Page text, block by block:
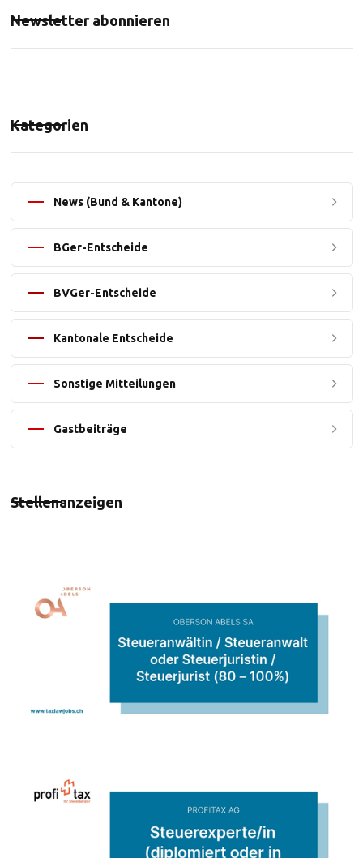
Newsletter abonnieren
Kategorien
News (Bund & Kantone)
BGer-Entscheide
BVGer-Entscheide
Kantonale Entscheide
Sonstige Mitteilungen
Gastbeiträge
Stellenanzeigen